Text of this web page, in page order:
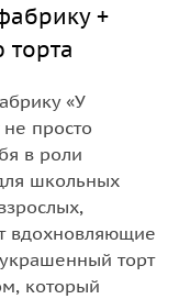
+
«У
просто
в роли
школьных
вдохновляющие
торт
который